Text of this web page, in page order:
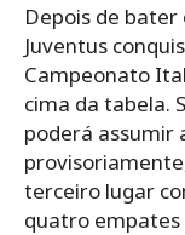
Depois de
Juventus
Campeonato
cima da tabela.
poderá assumir
terceiro lugar
quatro empates